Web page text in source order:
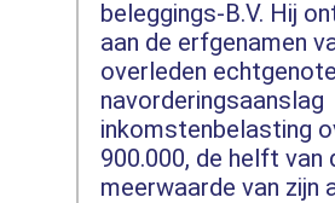
beleggings-B.V. Hij
aan de erfgenamen
overleden
navorderingsaanslag
inkomstenbelasting
900.000, de helft van
meerwaarde van zijn